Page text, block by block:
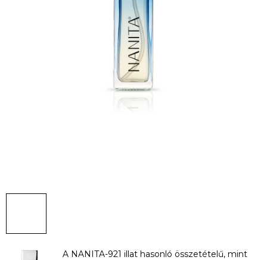
A NANITA-921 illat hasonló összetételű, mint